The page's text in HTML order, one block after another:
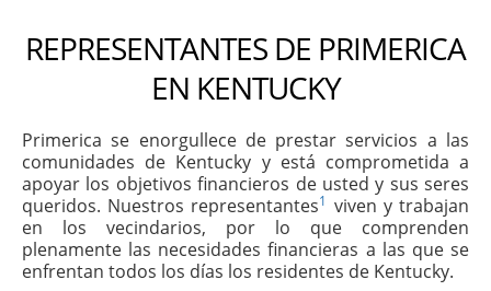
REPRESENTANTES DE PRIMERICA
EN KENTUCKY
Primerica se enorgullece de prestar servicios a las
comunidades de Kentucky y está comprometida a
apoyar los objetivos financieros de usted y sus seres
queridos. Nuestros representantes1 viven y trabajan
en los vecindarios, por lo que comprenden
plenamente las necesidades financieras a las que se
enfrentan todos los días los residentes de Kentucky.